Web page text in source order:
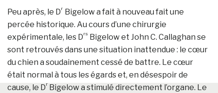
Peu après, le Dr Bigelow a fait à nouveau fait une
percée historique. Au cours d’une chirurgie
expérimentale, les Drs Bigelow et John C. Callaghan se
sont retrouvés dans une situation inattendue : le cœur
du chien a soudainement cessé de battre. Le cœur
était normal à tous les égards et, en désespoir de
cause, le Dr Bigelow a stimulé directement l’organe. Le